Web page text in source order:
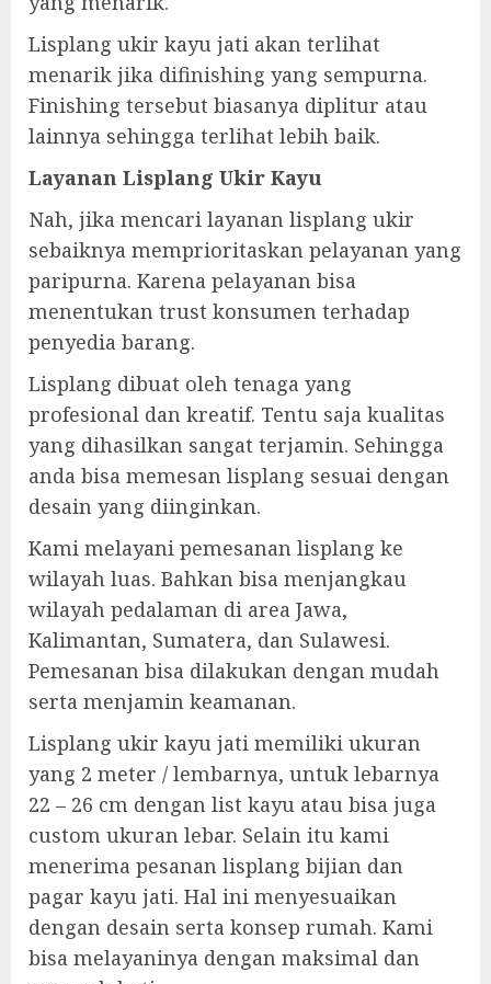
Lisplang ukir kayu jati akan terlihat
menarik jika difinishing yang sempurna.
Finishing tersebut biasanya diplitur atau
lainnya sehingga terlihat lebih baik.
Layanan Lisplang Ukir Kayu
Nah, jika mencari layanan lisplang ukir
sebaiknya memprioritaskan pelayanan yang
paripurna. Karena pelayanan bisa
menentukan trust konsumen terhadap
penyedia barang.
Lisplang dibuat oleh tenaga yang
profesional dan kreatif. Tentu saja kualitas
yang dihasilkan sangat terjamin. Sehingga
anda bisa memesan lisplang sesuai dengan
desain yang diinginkan.
Kami melayani pemesanan lisplang ke
wilayah luas. Bahkan bisa menjangkau
wilayah pedalaman di area Jawa,
Kalimantan, Sumatera, dan Sulawesi.
Pemesanan bisa dilakukan dengan mudah
serta menjamin keamanan.
Lisplang ukir kayu jati memiliki ukuran
yang 2 meter / lembarnya, untuk lebarnya
22 – 26 cm dengan list kayu atau bisa juga
custom ukuran lebar. Selain itu kami
menerima pesanan lisplang bijian dan
pagar kayu jati. Hal ini menyesuaikan
dengan desain serta konsep rumah. Kami
bisa melayaninya dengan maksimal dan